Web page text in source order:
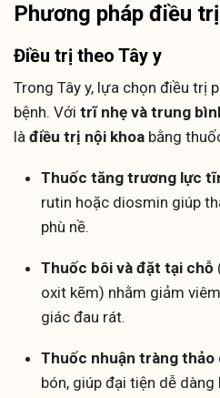
Phương pháp điều
Điều trị theo Tây y
Trong Tây y, lựa chọn điều trị
bệnh. Với trĩ nhẹ và trung
là điều trị nội khoa bằng
Thuốc tăng trương lực
rutin hoặc diosmin giúp
phù nề.
Thuốc bôi và đặt tại chỗ
oxit kẽm) nhằm giảm
giác đau rát.
Thuốc nhuận tràng thảo
bón, giúp đại tiện dễ dàng